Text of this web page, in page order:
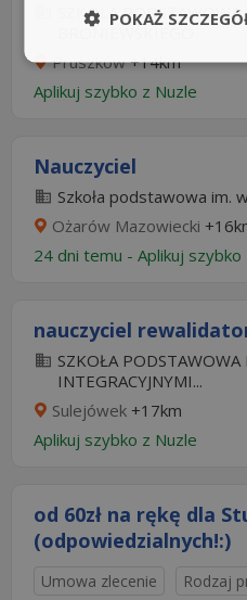
SZKOŁA PODSTAWOWA
BRONIEWSKIEGO
Pruszków+14km
Aplikuj szybko z Nuzle
Nauczyciel
Szkoła podstawowa im.
Ożarów Mazowiecki
24 dni temu - Aplikuj szybko
nauczyciel
SZKOŁA
INTEGRACYJNYMI...
Sulejówek +17km
Aplikuj szybko z Nuzle
od 60zł na rękę dla
(odpowiedzialnych!:)
Umowa zlecenie Rodzaj
POKAŻ